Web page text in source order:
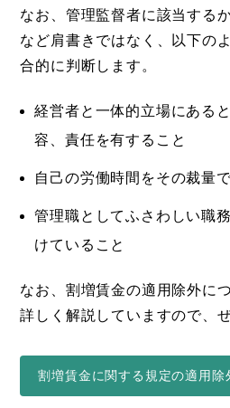
なお、管理監督者に該当する
など肩書きではなく、以下の
合的に判断します。
経営者と一体的立場にある
容、責任を有すること
自己の労働時間をその裁量
管理職としてふさわしい職
けていること
なお、割増賃金の適用除外に
詳しく解説していますので、
割増賃金に関する規定の適用除